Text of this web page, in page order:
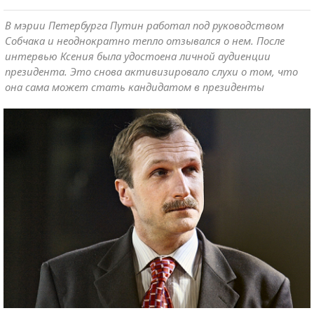
В мэрии Петербурга Путин работал под руководством
Собчака и неоднократно тепло отзывался о нем. После
интервью Ксения была удостоена личной аудиенции
президента. Это снова активизировало слухи о том, что
она сама может стать кандидатом в президенты